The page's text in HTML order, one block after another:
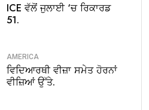
ICE ਵੱਲੋਂ ਜੁਲਾਈ ‘ਚ ਰਿਕਾਰਡ
51.
AMERICA
ਵਿਦਿਆਰਥੀ ਵੀਜ਼ਾ ਸਮੇਤ ਹੋਰਨਾਂ
ਵੀਜ਼ਿਆਂ ਉੱਤੇ.